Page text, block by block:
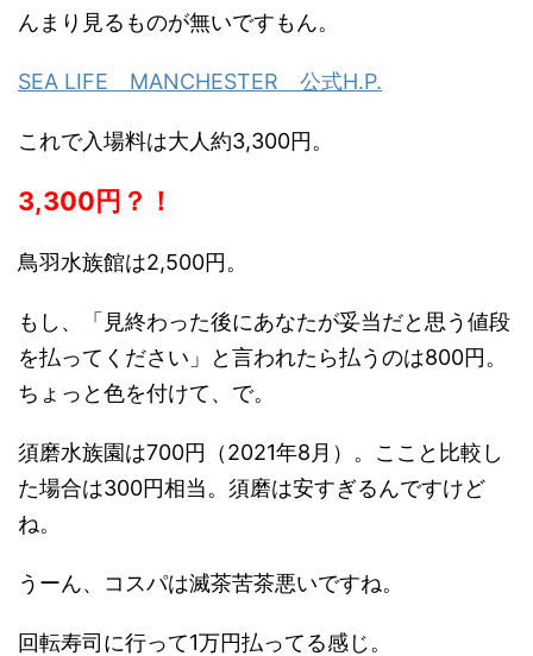
んまり見るものが無いですもん。
SEA LIFE MANCHESTER 公式H.P.
これで入場料は大人約3,300円。
3,300円？！
鳥羽水族館は2,500円。
もし、「見終わった後にあなたが妥当だと思う値段
を払ってください」と言われたら払うのは800円。
ちょっと色を付けて、で。
須磨水族園は700円（2021年8月）。ここと比較し
た場合は300円相当。須磨は安すぎるんですけど
ね。
うーん、コスパは滅茶苦茶悪いですね。
回転寿司に行って1万円払ってる感じ。